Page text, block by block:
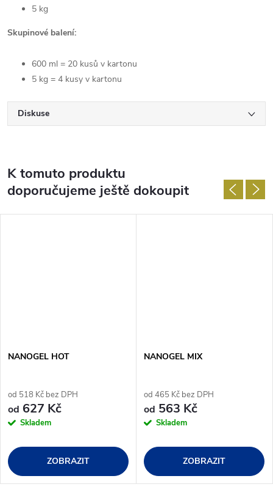
5 kg
Skupinové balení:
600 ml = 20 kusů v kartonu
5 kg = 4 kusy v kartonu
Diskuse
K tomuto produktu
doporučujeme ještě dokoupit
NANOGEL HOT
od 518 Kč bez DPH
od 627 Kč
Skladem
ZOBRAZIT
NANOGEL MIX
od 465 Kč bez DPH
od 563 Kč
Skladem
ZOBRAZIT